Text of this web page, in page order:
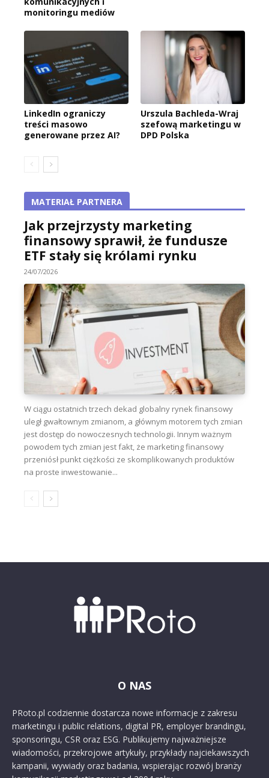
monitoringu mediów
LinkedIn ograniczy
treści masowo
generowane przez AI?
Urszula Bachleda-Wraj
szefową marketingu w
DPD Polska
MATERIAŁ PARTNERA
Jak przejrzysty marketing
finansowy sprawił, że fundusze
ETF stały się królami rynku
24/07/2026
W ciągu ostatnich trzech dekad globalny rynek finansowy
uległ gwałtownym zmianom, a głównym motorem tych zmian
jest dostęp do nowoczesnych technologii. Innym ważnym
powodem tych zmian jest fakt, że marketing finansowy
przeniósł punkt ciężkości ze skomplikowanych produktów
na proste inwestowanie...
O NAS
PRoto.pl codziennie dostarcza nowe informacje z zakresu
marketingu i public relations, digital PR, employer brandingu,
sponsoringu, CSR oraz ESG. Publikujemy najważniejsze
wiadomości, przekrojowe artykuły, przykłady najciekawszych
kampanii, wywiady oraz badania, wspierając rozwój branży